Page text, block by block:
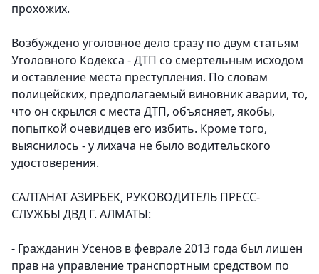
прохожих.
Возбуждено уголовное дело сразу по двум статьям
Уголовного Кодекса - ДТП со смертельным исходом
и оставление места преступления. По словам
полицейских, предполагаемый виновник аварии, то,
что он скрылся с места ДТП, объясняет, якобы,
попыткой очевидцев его избить. Кроме того,
выяснилось - у лихача не было водительского
удостоверения.
САЛТАНАТ АЗИРБЕК, РУКОВОДИТЕЛЬ ПРЕСС-
СЛУЖБЫ ДВД Г. АЛМАТЫ:
- Гражданин Усенов в феврале 2013 года был лишен
прав на управление транспортным средством по